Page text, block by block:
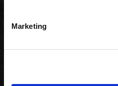
Marketing
CRI 80+